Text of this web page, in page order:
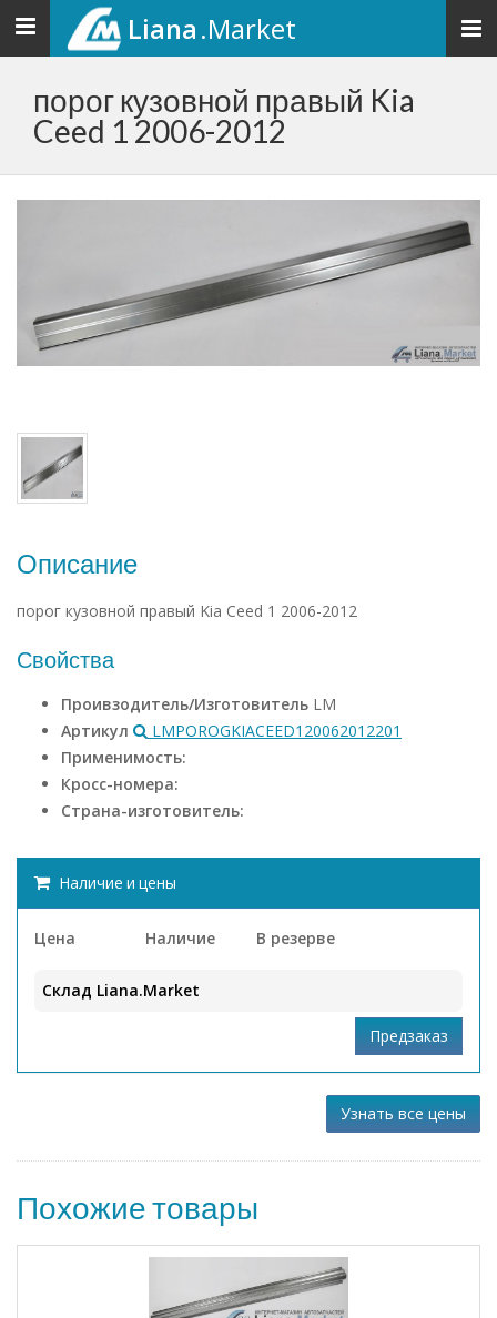
Toggle
navigation
Liana.Market
порог кузовной правый Kia
Ceed 1 2006-2012
Описание
порог кузовной правый Kia Ceed 1 2006-2012
Свойства
Проивзодитель/Изготовитель LM
Артикул
LMPOROGKIACEED120062012201
Применимость:
Кросс-номера:
Страна-изготовитель:
Наличие и цены
Цена Наличие В резерве
Склад Liana.Market
Узнать все цены
Похожие товары